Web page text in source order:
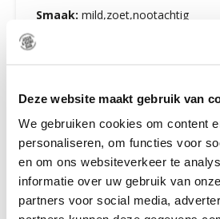
Deze website maakt gebruik van
We gebruiken cookies om content
personaliseren, om functies voor
en om ons websiteverkeer te
informatie over uw gebruik van
partners voor social media,
Smaak: mild,zoet,nootachtig